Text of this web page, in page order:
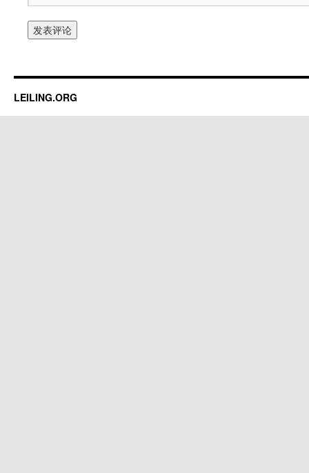
LEILING.ORG